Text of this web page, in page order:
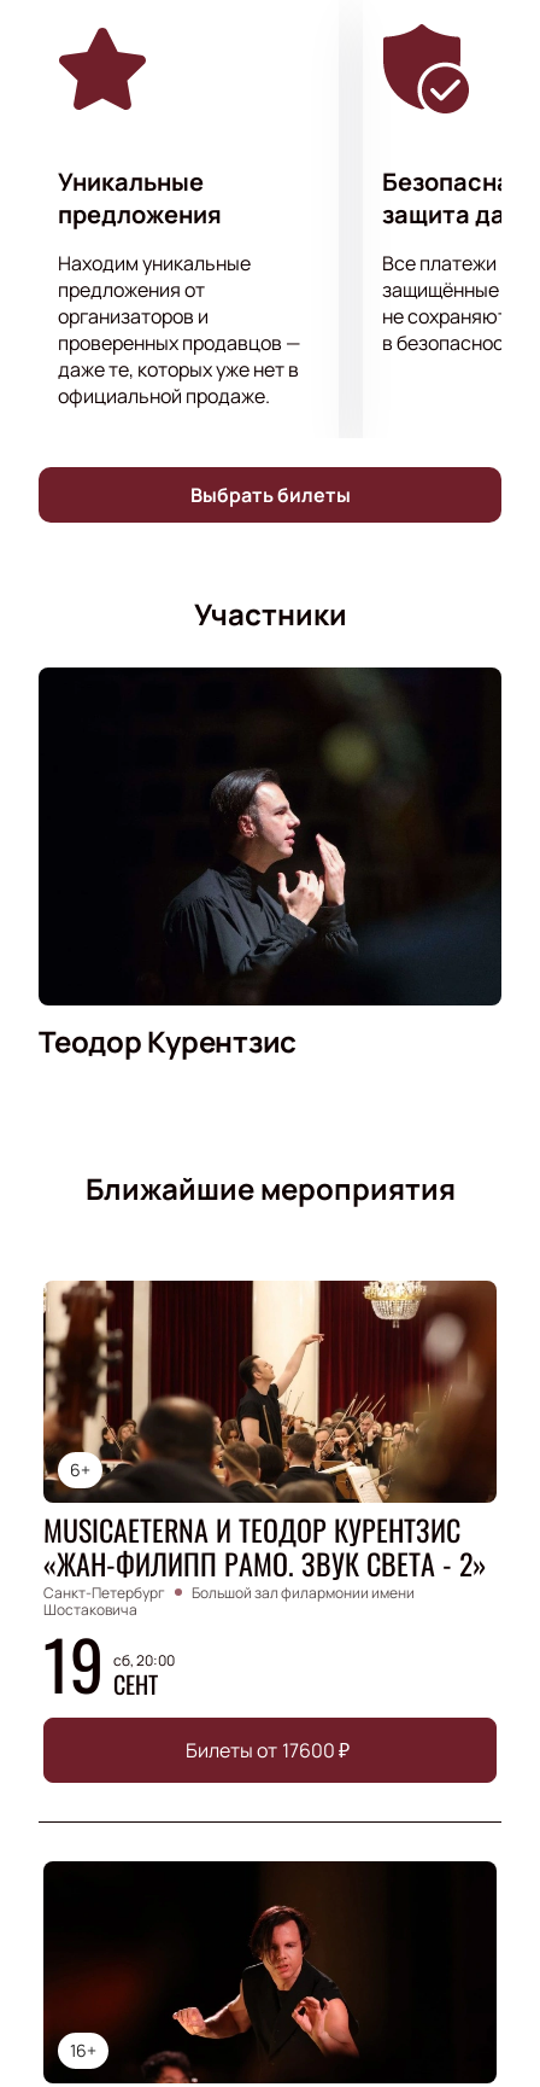
Приятного просмотра!
Уникальные
предложения
Находим уникальные
предложения от
организаторов и
проверенных продавцов —
даже те, которых уже нет в
официальной продаже.
Безопасная
защита
Все платежи
защищённые
не сохраняются
в безопасности.
Выбрать билеты
Участники
Теодор Курентзис
Ближайшие мероприятия
6+
MUSICAETERNA И ТЕОДОР КУРЕНТЗИС
«ЖАН-ФИЛИПП РАМО. ЗВУК СВЕТА - 2»
Санкт-Петербург
Большой зал филармонии имени
Шостаковича
19 сб, 20:00
СЕНТ
Билеты от 17600₽
16+